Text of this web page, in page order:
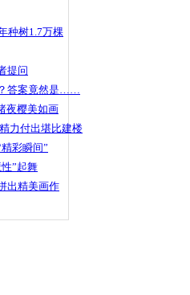
种树1.7万棵
提问
答案竟然是……
夜樱美如画
力付出堪比建楼
彩瞬间”
”起舞
出精美画作